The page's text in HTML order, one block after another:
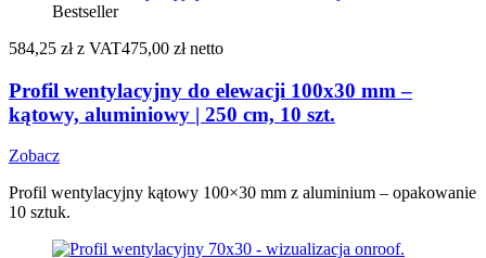
Bestseller
584,25 zł z VAT475,00 zł netto
Profil wentylacyjny do elewacji 100x30 mm –
kątowy, aluminiowy | 250 cm, 10 szt.
Zobacz
Profil wentylacyjny kątowy 100×30 mm z aluminium – opakowanie
10 sztuk.